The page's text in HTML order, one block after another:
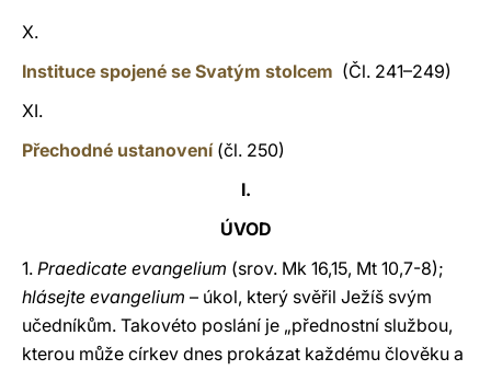
X.
Instituce spojené se Svatým stolcem (Čl. 241–249)
XI.
Přechodné ustanovení(čl. 250)
I.
ÚVOD
1. Praedicate evangelium (srov. Mk 16,15, Mt 10,7-8);
hlásejte evangelium – úkol, který svěřil Ježíš svým
učedníkům. Takovéto poslání je „přednostní službou,
kterou může církev dnes prokázat každému člověku a